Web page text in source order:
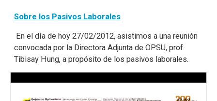
Sobre los Pasivos Laborales
En el día de hoy 27/02/2012, asistimos a una reunión
convocada por la Directora Adjunta de OPSU, prof.
Tibisay Hung, a propósito de los pasivos laborales.